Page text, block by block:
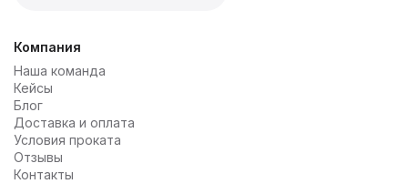
Компания
Наша команда
Кейсы
Блог
Доставка и оплата
Условия проката
Отзывы
Контакты